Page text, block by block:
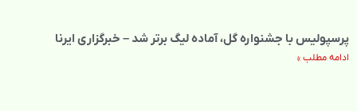
پرسپولیس با جشنواره گل، آماده لیگ برتر شد – خبرگزاری ایرنا
ادامه مطلب »